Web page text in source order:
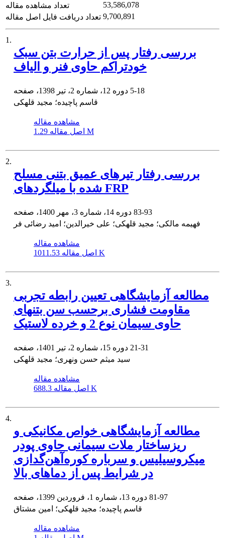
تعداد مشاهده مقاله
53,586,078
تعداد دریافت فایل اصل مقاله 9,700,891
1.
بررسی رفتار پس از حرارت بتن سبک
خودتراکم حاوی فنر و الیاف
5-18
قاسم پاچیده؛ مجید قلهکی
مشاهده مقاله
اصل مقاله 1.29 M
2.
بررسی رفتار تیرهای عمیق بتنی مسلح
شده با میلگردهای FRP
83-93
فهیمه مالکی؛ مجید قلهکی؛ علی خیرالدین؛ امید رضائی فر
مشاهده مقاله
اصل مقاله 1011.53 K
3.
مطالعه آزمایشگاهی تعیین رابطه تجربی
مقاومت فشاری برحسب سن بتنهای
حاوی سیمان نوع 2 و خرده لاستیک
21-31
سید میثم حسن ونهری؛ مجید قلهکی
مشاهده مقاله
اصل مقاله 688.3 K
4.
مطالعه آزمایشگاهی خواص مکانیکی و
ریزساختار ملات سیمانی حاوی پودر
میکروسیلیس و سرباره کوره‌آهن‌گدازی
در شرایط پس از دماهای بالا
81-97
قاسم پاچیده؛ مجید قلهکی؛ امین مشتاق
مشاهده مقاله